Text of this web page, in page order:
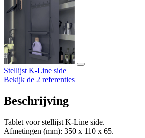
Stellijst K-Line side
Bekijk de 2 referenties
Beschrijving
Tablet voor stellijst K-Line side.
Afmetingen (mm): 350 x 110 x 65.